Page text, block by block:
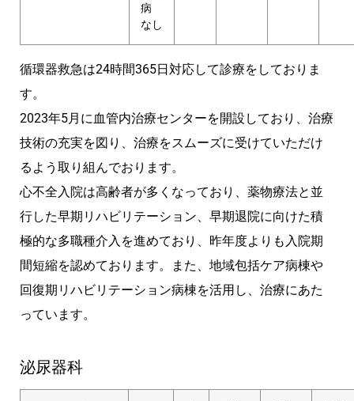
病
なし
循環器救急は24時間365日対応して診療をしておりま
す。
2023年5月に血管内治療センターを開設しており、治療
技術の充実を図り、治療をスムーズに受けていただけ
るよう取り組んでおります。
心不全入院は高齢者が多くなっており、薬物療法と並
行した早期リハビリテーション、早期退院に向けた積
極的な多職種介入を進めており、昨年度よりも入院期
間短縮を認めております。また、地域包括ケア病棟や
回復期リハビリテーション病棟を活用し、治療にあた
っています。
泌尿器科